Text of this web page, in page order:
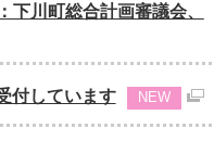
下川町総合計画審議会、
付しています NEW